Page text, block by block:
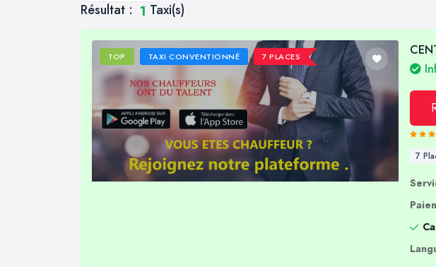
Résultat : 1 Taxi(s)
TOP TAXI CONVENTIONNÉ 7 PLACES
7